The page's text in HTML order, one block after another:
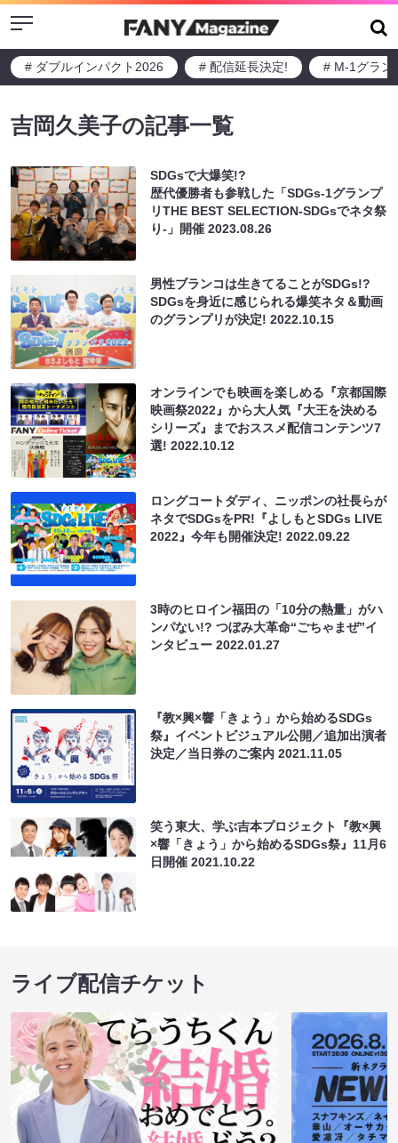
Menu
# ダブルインパクト2026 # 配信延長決定! # M-1グラン
吉岡久美子の記事一覧
SDGsで大爆笑!?
歴代優勝者も参戦した「SDGs-1グランプ
リTHE BEST SELECTION-SDGsでネタ祭
り-」開催2023.08.26
男性ブランコは生きてることがSDGs!?
SDGsを身近に感じられる爆笑ネタ＆動画
のグランプリが決定!2022.10.15
オンラインでも映画を楽しめる『京都国際
映画祭2022』から大人気『大王を決める
シリーズ』までおススメ配信コンテンツ7
選!2022.10.12
ロングコートダディ、ニッポンの社長らが
ネタでSDGsをPR!『よしもとSDGs LIVE
2022』今年も開催決定!2022.09.22
3時のヒロイン福田の「10分の熱量」がハ
ンパない!? つぼみ大革命“ごちゃまぜ”イ
ンタビュー2022.01.27
『教×興×響「きょう」から始めるSDGs
祭』イベントビジュアル公開／追加出演者
決定／当日券のご案内2021.11.05
笑う東大、学ぶ吉本プロジェクト『教×興
×響「きょう」から始めるSDGs祭』11月6
日開催2021.10.22
ライブ配信チケット